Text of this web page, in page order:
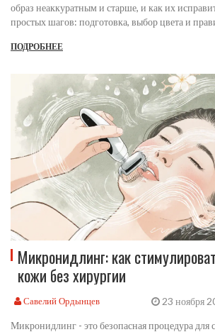
образ неаккуратным и старше, и как их
простых шагов: подготовка, выбор цвета и
ПОДРОБНЕЕ
Микронидлинг: как
кожи без хирургии
Савелий Ордынцев 23 ноября
Микронидлинг - это безопасная процедура для